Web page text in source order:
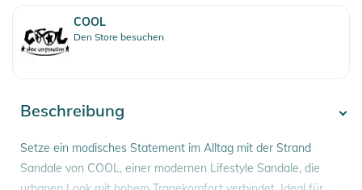
COOL
Den Store besuchen
Beschreibung
Setze ein modisches Statement im Alltag mit der Strand
Sandale von COOL, einer modernen Lifestyle Sandale, die